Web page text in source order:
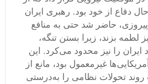
دفاع از خود بود. رهبری ایران
پیروزی، حاضر شد حتی به منافع
لطمه بزند، زیرا بستن تنگه،
را نیز محدود می‌کرد. این
غیرمعمول بود، مانع از
تحولات نظامی را به‌درستی